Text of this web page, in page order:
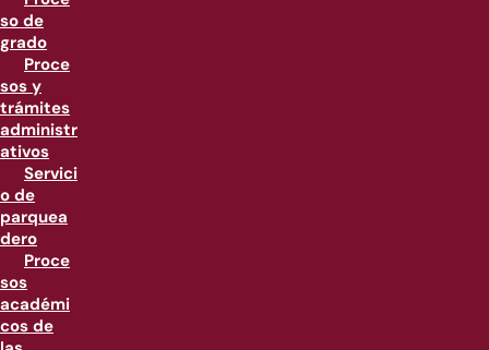
so de
grado
Proce
sos y
trámites
administr
ativos
Servici
o de
parquea
dero
Proce
sos
académi
cos de